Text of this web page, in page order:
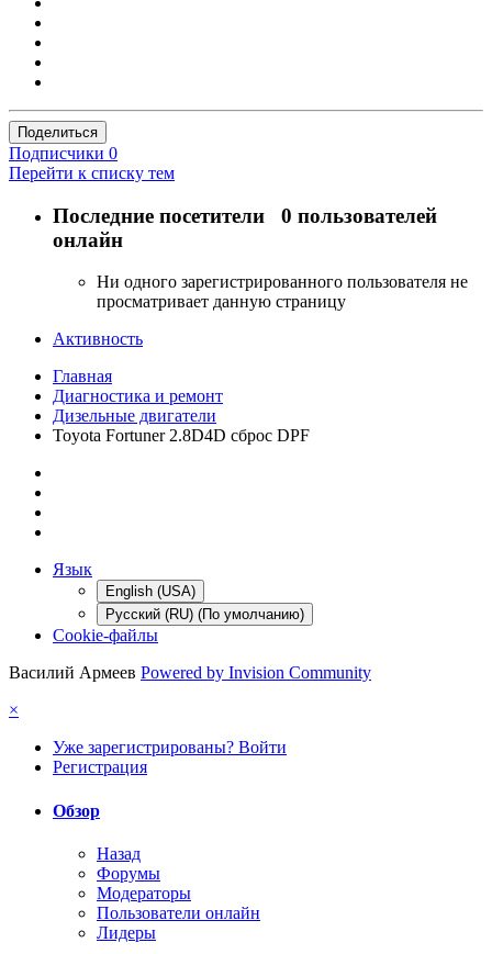
Поделиться
Подписчики 0
Перейти к списку тем
Последние посетители 0 пользователей
онлайн
Ни одного зарегистрированного пользователя не
просматривает данную страницу
Активность
Главная
Диагностика и ремонт
Дизельные двигатели
Toyota Fortuner 2.8D4D сброс DPF
Язык
English (USA)
Русский (RU) (По умолчанию)
Cookie-файлы
Василий Армеев Powered by Invision Community
×
Уже зарегистрированы? Войти
Регистрация
Обзор
Назад
Форумы
Модераторы
Пользователи онлайн
Лидеры